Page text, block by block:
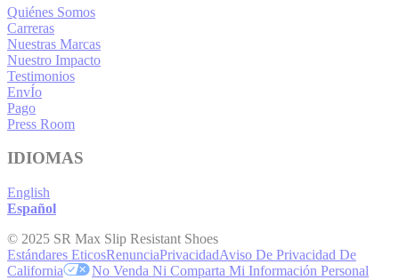
Quiénes Somos
Carreras
Nuestras Marcas
Nuestro Impacto
Testimonios
EnvÍo
Pago
Press Room
IDIOMAS
English
Español
© 2025 SR Max Slip Resistant Shoes
Estándares EticosRenunciaPrivacidadAviso De Privacidad De
California
No Venda Ni Comparta Mi Información Personal